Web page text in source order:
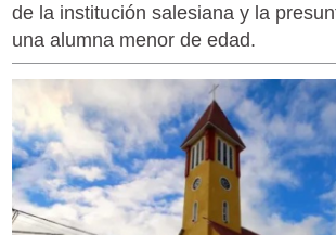
de la institución salesiana y la
una alumna menor de edad.